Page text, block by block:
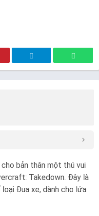
cho bản thân một thú vui
Takedown. Đây là
Đua xe, dành cho lứa